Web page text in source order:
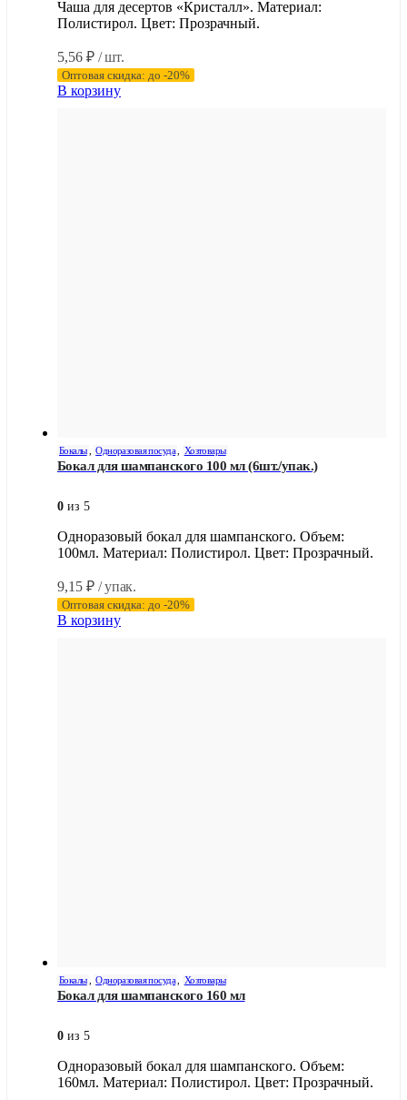
Чаша для десертов «Кристалл». Материал:
Полистирол. Цвет: Прозрачный.
5,56 ₽ / шт.
Оптовая скидка: до -20%
В корзину
Бокалы, Одноразовая посуда, Хозтовары
Бокал для шампанского 100 мл (6шт./упак.)
0 из 5
Одноразовый бокал для шампанского. Объем:
100мл. Материал: Полистирол. Цвет: Прозрачный.
9,15 ₽ / упак.
Оптовая скидка: до -20%
В корзину
Бокалы, Одноразовая посуда, Хозтовары
Бокал для шампанского 160 мл
0 из 5
Одноразовый бокал для шампанского. Объем:
160мл. Материал: Полистирол. Цвет: Прозрачный.